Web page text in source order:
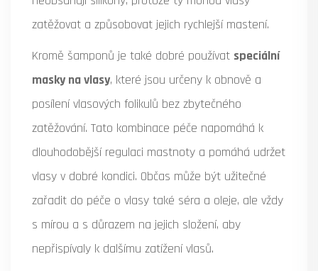
zatěžovat a způsobovat jejich rychlejší mastení.
Kromě šamponů je také dobré používat speciální
masky na vlasy, které jsou určeny k obnově a
posílení vlasových folikulů bez zbytečného
zatěžování. Tato kombinace péče napomáhá k
dlouhodobější regulaci mastnoty a pomáhá udržet
vlasy v dobré kondici. Občas může být užitečné
zařadit do péče o vlasy také séra a oleje, ale vždy
s mírou a s důrazem na jejich složení, aby
nepřispívaly k dalšímu zatížení vlasů.